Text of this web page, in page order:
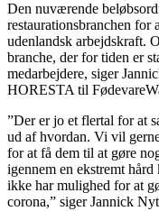
Den nuværende
restaurationsbranchen for
udenlandsk arbejdskraft.
branche, der for tiden er
medarbejdere, siger
HORESTA til
”Der er jo et flertal for at
ud af hvordan. Vi vil
for at få dem til at gøre
igennem en ekstremt
ikke har mulighed for at
corona,” siger Jannick